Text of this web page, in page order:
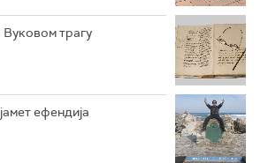
трагу
ефендија